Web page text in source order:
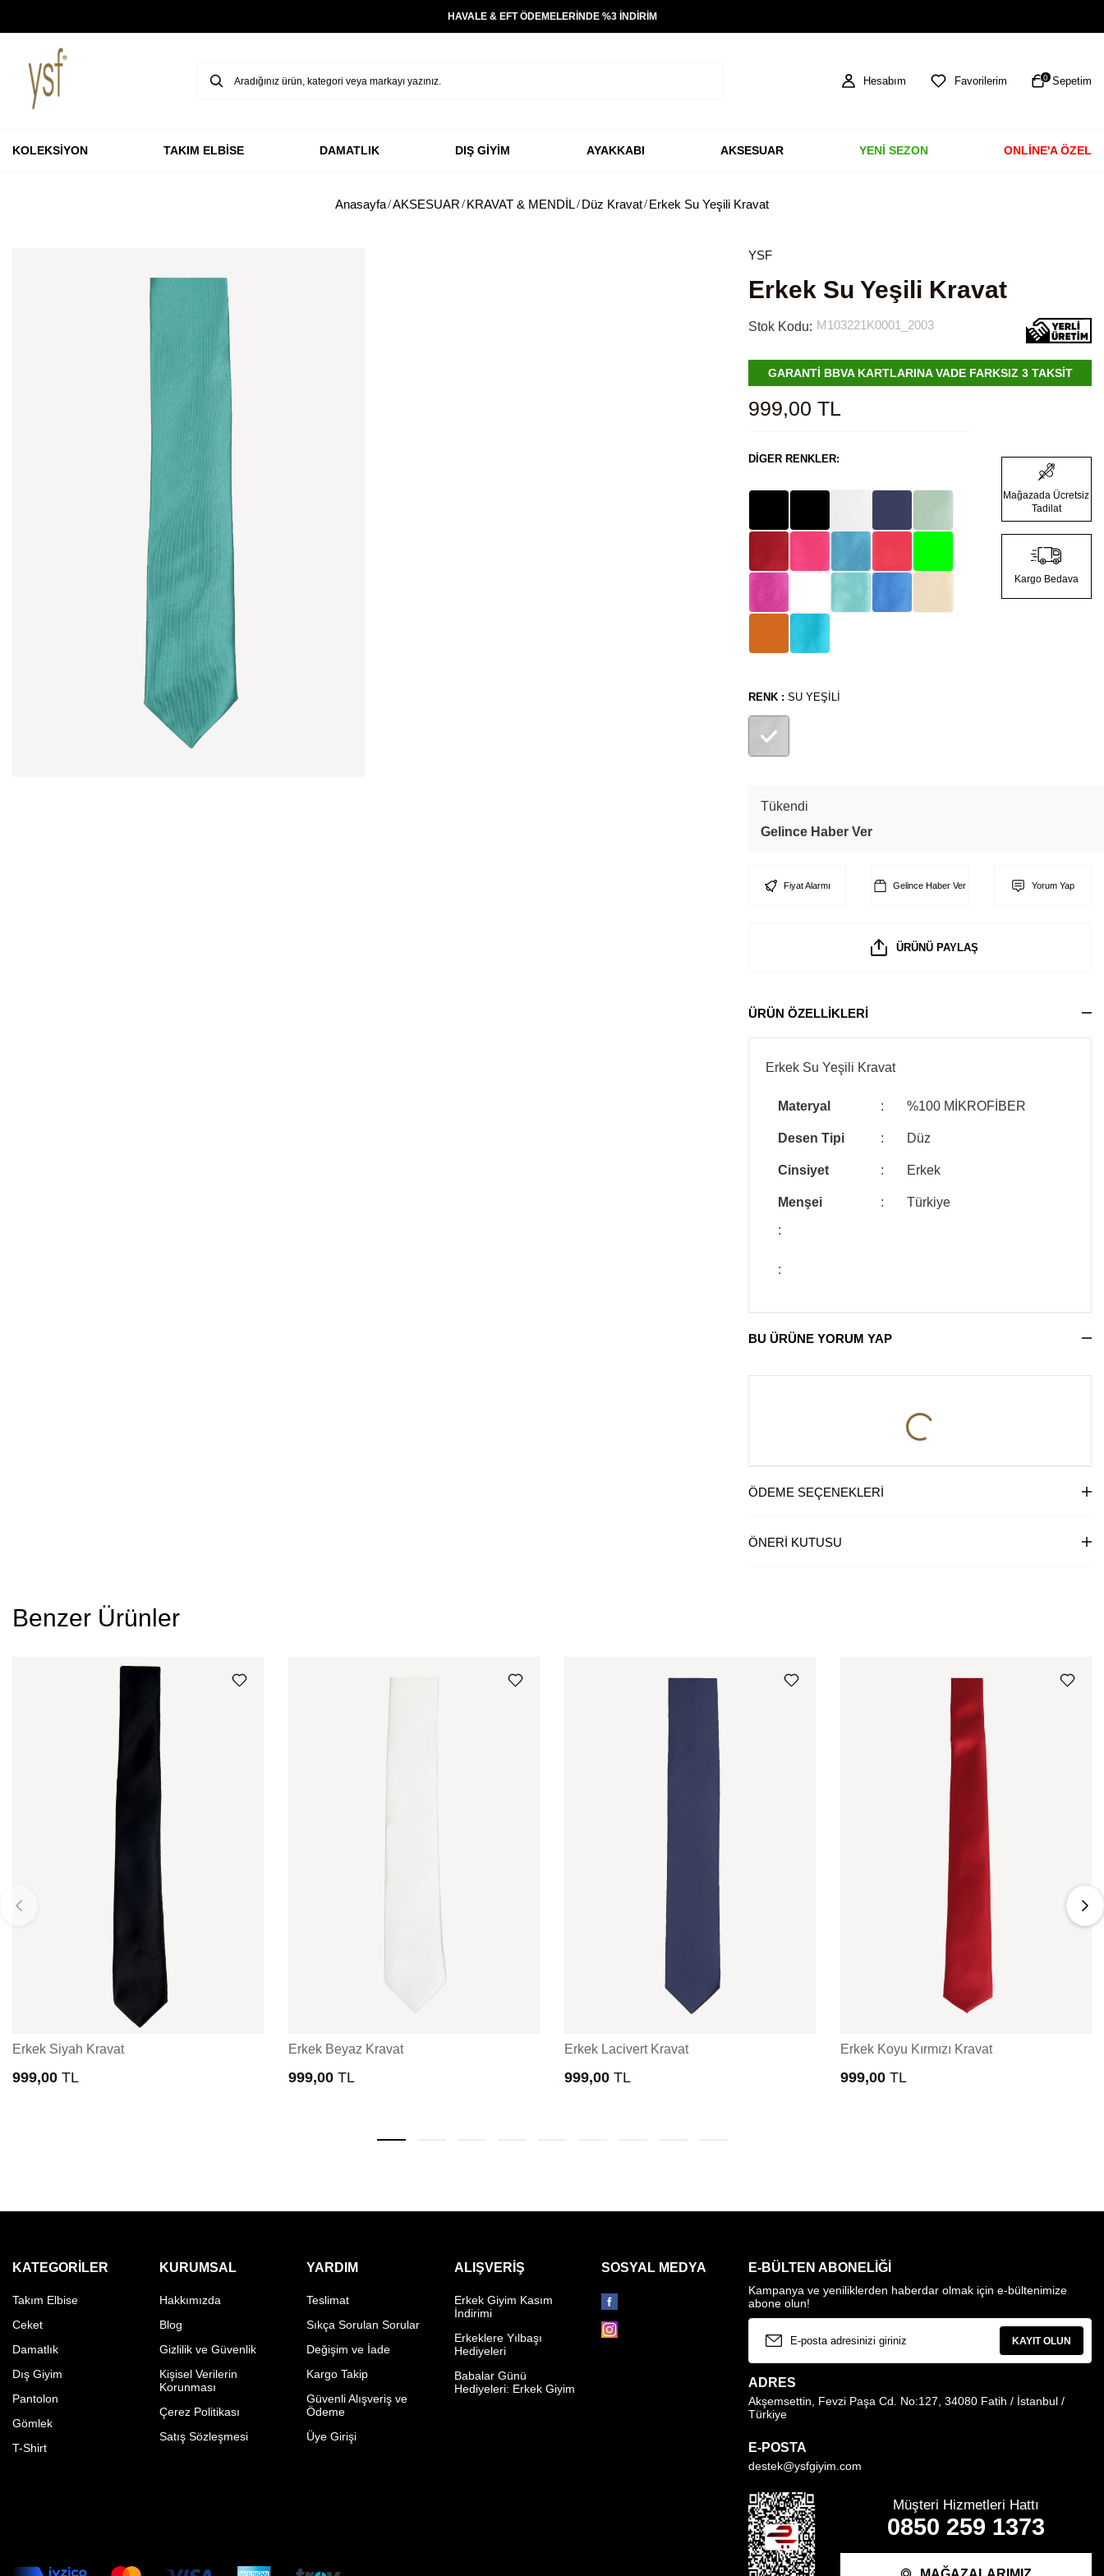
HAVALE & EFT ÖDEMELERİNDE %3 İNDİRİM
Hesabım Favorilerim 0 Sepetim
KOLEKSİYON TAKIM ELBİSE DAMATLIK DIŞ GİYİM AYAKKABI AKSESUAR YENİ SEZON ONLİNE'A ÖZEL
Anasayfa AKSESUAR KRAVAT & MENDİL Düz Kravat Erkek Su Yeşili Kravat
YSF
Erkek Su Yeşili Kravat
Stok Kodu: M103221K0001_2003
GARANTİ BBVA KARTLARINA VADE FARKSIZ 3 TAKSİT
999,00 TL
DIGER RENKLER:
Mağazada Ücretsiz
Tadilat
Kargo Bedava
RENK : SU YEŞILI
Tükendi
Gelince Haber Ver
Fiyat Alarmı Gelince Haber Ver Yorum Yap
ÜRÜNÜ PAYLAŞ
ÜRÜN ÖZELLİKLERİ
Erkek Su Yeşili Kravat
Materyal : %100 MİKROFİBER
Desen Tipi : Düz
Cinsiyet : Erkek
Menşei :
Türkiye
:
:
BU ÜRÜNE YORUM YAP
ÖDEME SEÇENEKLERI
ÖNERI KUTUSU
Benzer Ürünler
Erkek Siyah Kravat
999,00 TL
Erkek Beyaz Kravat
999,00 TL
Erkek Lacivert Kravat
999,00 TL
Erkek Koyu Kırmızı Kravat
999,00 TL
KATEGORILER
Takım Elbise
Ceket
Damatlık
Dış Giyim
Pantolon
Gömlek
T-Shirt
KURUMSAL
Hakkımızda
Blog
Gizlilik ve Güvenlik
Kişisel Verilerin
Korunması
Çerez Politikası
Satış Sözleşmesi
YARDIM
Teslimat
Sıkça Sorulan Sorular
Değişim ve İade
Kargo Takip
Güvenli Alışveriş ve
Ödeme
Üye Girişi
ALIŞVERIŞ
Erkek Giyim Kasım
İndirimi
Erkeklere Yılbaşı
Hediyeleri
Babalar Günü
Hediyeleri: Erkek Giyim
SOSYAL MEDYA E-BÜLTEN ABONELIĞI
Kampanya ve yeniliklerden haberdar olmak için e-bültenimize
abone olun!
KAYIT OLUN
ADRES
Akşemsettin, Fevzi Paşa Cd. No:127, 34080 Fatih / İstanbul /
Türkiye
E-POSTA
destek@ysfgiyim.com
Müşteri Hizmetleri Hattı
0850 259 1373